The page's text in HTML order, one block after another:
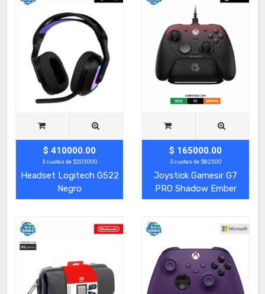
$ 410000.00
3 cuotas de $205000
Headset Logitech G522
Negro
$ 165000.00
3 cuotas de $82500
Joystick Gamesir G7
PRO Shadow Ember